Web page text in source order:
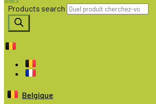
Products search
Belgique